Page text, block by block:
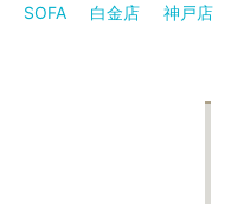
SOFA 白金店 神戸店